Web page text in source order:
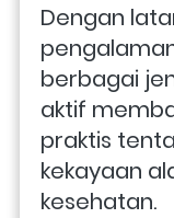
Dengan
berbagai
aktif
praktis
kekayaan
kesehatan.